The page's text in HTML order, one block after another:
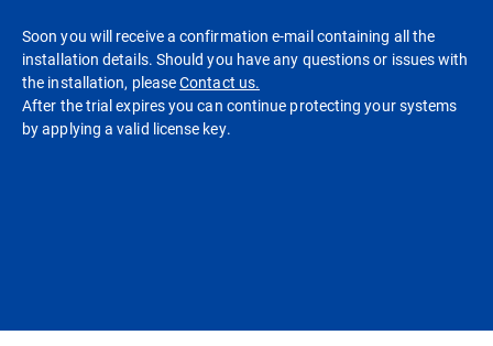
Soon you will receive a confirmation e-mail containing all the
installation details. Should you have any questions or issues with
the installation, pleaseContact us.
After the trial expires you can continue protecting your systems
by applying a valid license key.